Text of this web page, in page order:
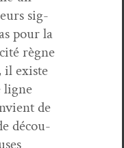
sig­
pour la
règne
il existe
ligne
de
décou­